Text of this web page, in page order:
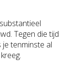
Tegen die tijd
tenminste al